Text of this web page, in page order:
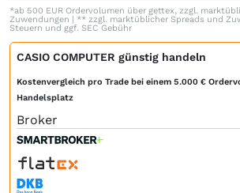
*ab 500 EUR Ordervolumen über gettex, zzgl.
Zuwendungen | ** zzgl. marktüblicher Spreads und
Steuern und ggf. SEC Gebühr
CASIO COMPUTER günstig handeln
Kostenvergleich pro Trade bei einem 5.000 €
Handelsplatz
Broker